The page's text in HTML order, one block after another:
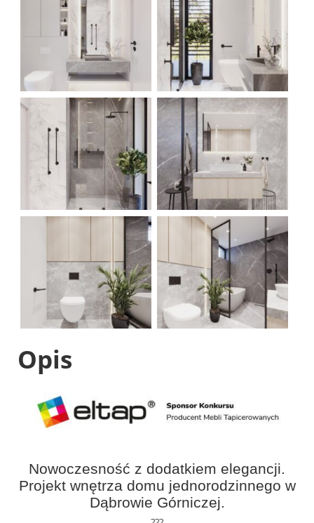
Opis
Nowoczesność z dodatkiem elegancji.
Projekt wnętrza domu jednorodzinnego w
Dąbrowie Górniczej.